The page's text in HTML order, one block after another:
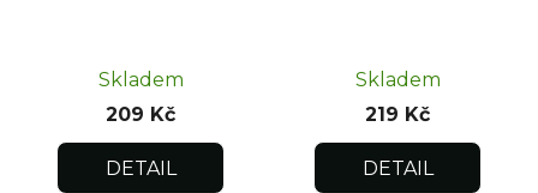
Skladem
209 Kč
DETAIL
Skladem
219 Kč
DETAIL